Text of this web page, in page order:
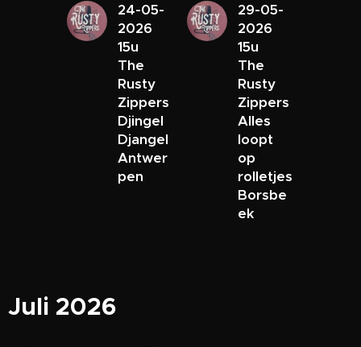
24-05-
2026
15u
The
Rusty
Zippers
Djingel
Djangel
Antwer
pen
29-05-
2026
15u
The
Rusty
Zippers
Alles
loopt
op
rolletjes
Borsbe
ek
Juli 2026